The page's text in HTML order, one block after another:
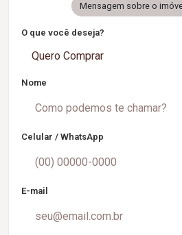
Mensagem sobre o
O que você deseja?
Quero Comprar
Nome
Celular / WhatsApp
E-mail